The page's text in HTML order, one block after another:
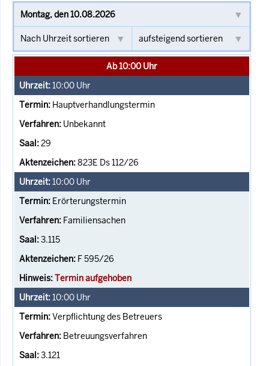
Ab 10:00 Uhr
10:00 Uhr
Hauptverhandlungstermin
Unbekannt
29
823E Ds 112/26
10:00 Uhr
Erörterungstermin
Familiensachen
3.115
F 595/26
Termin aufgehoben
10:00 Uhr
Verpflichtung des Betreuers
Betreuungsverfahren
3.121